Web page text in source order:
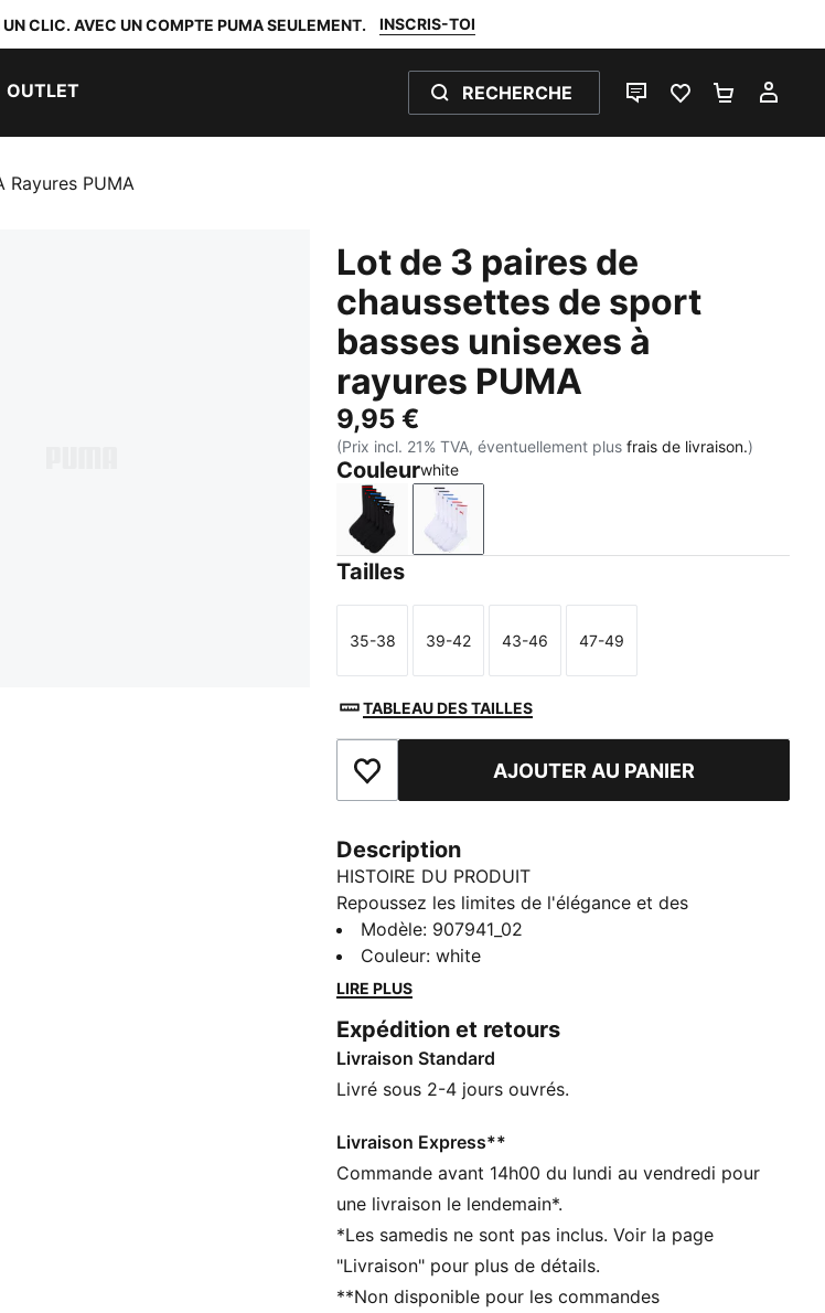
CLIC. AVEC UN COMPTE PUMA SEULEMENT. INSCRIS-TOI
OUTLET RECHERCHE
LIVE CHATFAVORIS 0PANIER 0
Rayures PUMA
Lot de 3 paires de
chaussettes de sport
basses unisexes à
rayures PUMA
9,95 €
(Prix incl. 21% TVA, éventuellement plusfrais de livraison.)
Couleurwhite
black white
Tailles
Taille
35-38
Taille
39-42
Taille
43-46
Taille
47-49
TABLEAU DES TAILLES
Ajouter aux favorisAJOUTER AU PANIER
Description
HISTOIRE DU PRODUIT
Repoussez les limites de l'élégance et des
performances sportives. Avec ces chaussettes de
sport basses à rayures, affichez un style tendance en
ville ou dans la salle de sport. Ces chaussettes de
rapidité inégalée.
CARACTÉRISTIQUES + AVANTAGES
Coton doux et toucher agréable
Semelle rembourrée pour un confort accru
Couture plate au niveau des orteils pour éviter les
irritations
Un coton doux pour une sensation de confort
Design de talon marqué pour un ajustement parfait
Semelle matelassée pour plus de confort.
Modèle: 907941_02
Couleur:white
LIRE PLUS
Expédition et retours
Livraison Standard
Livré sous 2-4 jours ouvrés.
Livraison Express**
Commande avant 14h00 du lundi au vendredi pour
une livraison le lendemain*.
*Les samedis ne sont pas inclus. Voir la page
"Livraison" pour plus de détails.
**Non disponible pour les commandes